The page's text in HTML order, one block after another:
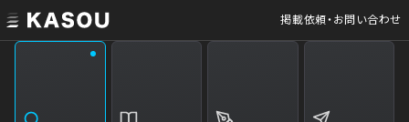
掲載依頼・お問い合わせ